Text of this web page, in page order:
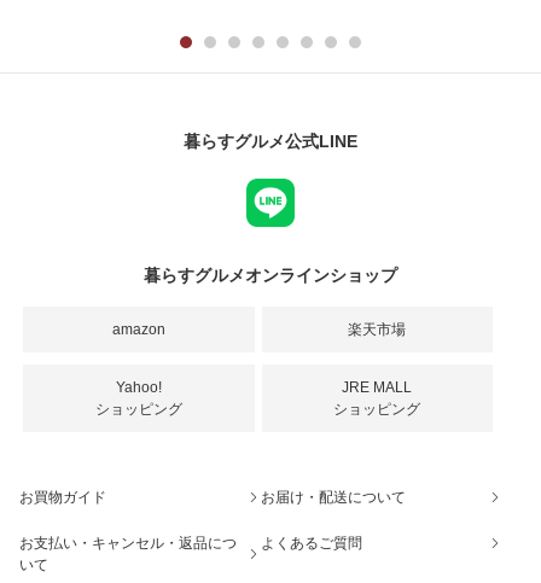
暮らすグルメ公式LINE
暮らすグルメオンラインショップ
amazon 楽天市場
Yahoo!
ショッピング
JRE MALL
ショッピング
お買物ガイド お届け・配送について
お支払い・キャンセル・返品につ
いて
よくあるご質問